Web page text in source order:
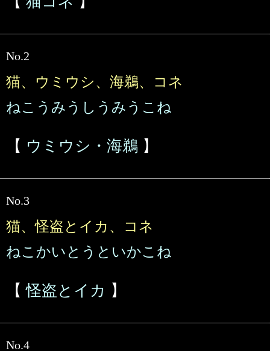
No.2
猫、ウミウシ、海鵜、コネ
ねこうみうしうみうこね
【 ウミウシ・海鵜 】
No.3
猫、怪盗とイカ、コネ
ねこかいとうといかこね
【怪盗とイカ 】
No.4